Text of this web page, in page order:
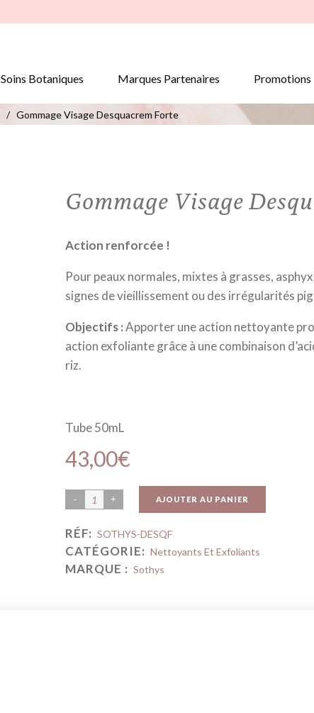
Soins Botaniques Marques Partenaires Promotions
/ Gommage Visage Desquacrem Forte
Gommage Visage
Action renforcée !
Pour peaux normales, mixtes à grasses,
signes de vieillissement ou des irrégularités
Objectifs :Apporter une action nettoyante
action exfoliante grâce à une combinaison
riz.
Tube 50mL
43,00€
AJOUTER AU PANIER
RÉF: SOTHYS-DESQF
CATÉGORIE: Nettoyants Et Exfoliants
MARQUE : Sothys